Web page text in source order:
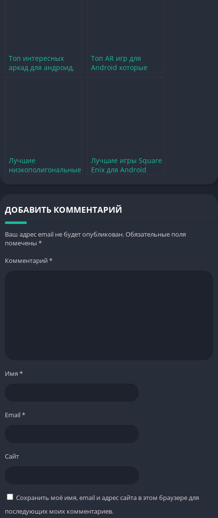
Топ интересных
аркад для андроид,
Топ AR игр для
Android которые
Лучшие
низкополигональные
Лучшие игры Square
Enix для Android
ДОБАВИТЬ КОММЕНТАРИЙ
Ваш адрес email не будет опубликован.Обязательные поля
помечены *
Комментарий*
Имя *
Email*
Сайт
Сохранить моё имя, email и адрес сайта в этом браузере для
последующих моих комментариев.